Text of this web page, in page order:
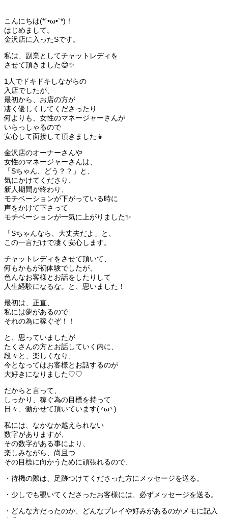
こんにちは(*´•ω•`*)！
はじめまして。
金沢店に入ったSです。
私は、副業としてチャットレディを
させて頂きました😊✨
1人でドキドキしながらの
入店でしたが、
最初から、お店の方が
凄く優しくしてくださったり
何よりも、女性のマネージャーさんが
いらっしゃるので
安心して面接して頂きました👧
金沢店のオーナーさんや
女性のマネージャーさんは、
「Sちゃん、どう？？」と、
気にかけてくださり、
新人期間が終わり、
モチベーションが下がっている時に
声をかけて下さって
モチベーションが一気に上がりました✨
「Sちゃんなら、大丈夫だよ」と、
この一言だけで凄く安心します。
チャットレディをさせて頂いて、
何もかもが初体験でしたが、
色んなお客様とお話をしたりして
人生経験になるな。と、思いました！
最初は、正直、
私には夢があるので
それの為に稼ぐぞ！！
と、思っていましたが
たくさんの方とお話していく内に、
段々と、楽しくなり、
今となってはお客様とお話するのが
大好きになりました♡♡
だからと言って、
しっかり、稼ぐ為の目標を持って
日々、働かせて頂いています( ◜ω◝ )
私には、なかなか越えられない
数字がありますが、
その数字がある事により、
楽しみながら、尚且つ
その目標に向かうために頑張れるので、
・待機の際は、足跡つけてくださった方にメッセージを送る。
・少しでも覗いてくださったお客様には、必ずメッセージを送る。
・どんな方だったのか、どんなプレイや好みがあるのかメモに記入